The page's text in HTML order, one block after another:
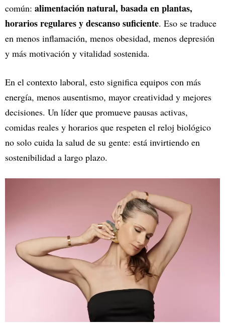
común: alimentación natural, basada en plantas,
horarios regulares y descanso suficiente. Eso se traduce
en menos inflamación, menos obesidad, menos depresión
y más motivación y vitalidad sostenida.
En el contexto laboral, esto significa equipos con más
energía, menos ausentismo, mayor creatividad y mejores
decisiones. Un líder que promueve pausas activas,
comidas reales y horarios que respeten el reloj biológico
no solo cuida la salud de su gente: está invirtiendo en
sostenibilidad a largo plazo.